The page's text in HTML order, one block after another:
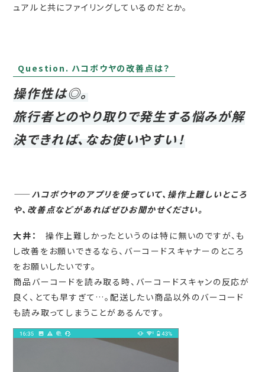
ュアルと共にファイリングしているのだとか。
Question. ハコボウヤの改善点は？
操作性は◎。
旅行者とのやり取りで発生する悩みが解
決できれば、なお使いやすい！
――ハコボウヤのアプリを使っていて、操作上難しいところ
や、改善点などがあればぜひお聞かせください。
大井：
操作上難しかったというのは特に無いのですが、も
し改善をお願いできるなら、バーコードスキャナーのところ
をお願いしたいです。
商品バーコードを読み取る時、バーコードスキャンの反応が
良く、とても早すぎて…。配送したい商品以外のバーコード
も読み取ってしまうことがあるんです。